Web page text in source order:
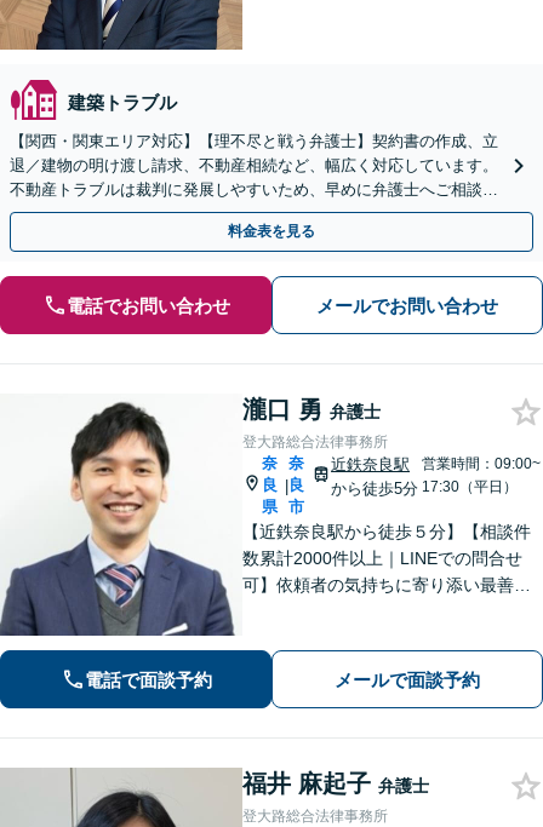
建築トラブル
【関西・関東エリア対応】【理不尽と戦う弁護士】契約書の作成、立
退／建物の明け渡し請求、不動産相続など、幅広く対応しています。
不動産トラブルは裁判に発展しやすいため、早めに弁護士へご相談く
ださい。【電話・メール・WEB相談可】
料金表を見る
電話でお問い合わせ メールでお問い合わせ
瀧口 勇 弁護士
登大路総合法律事務所
奈
良
県
|
奈
良
市
近鉄奈良駅
から徒歩5分
営業時間：09:00~
17:30（平日）
【近鉄奈良駅から徒歩５分】【相談件
数累計2000件以上｜LINEでの問合せ
可】依頼者の気持ちに寄り添い最善の
ン法律相談可能】
電話で面談予約 メールで面談予約
福井 麻起子 弁護士
登大路総合法律事務所